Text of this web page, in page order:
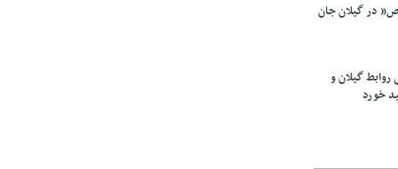
ایران و
کشاورزان
در گیلان جان
روابط گیلان و
خورد